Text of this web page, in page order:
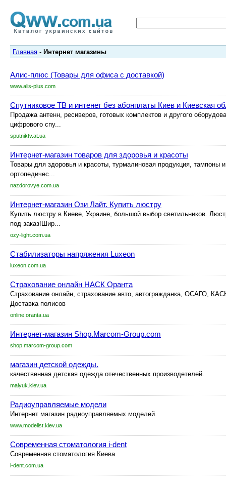
Главная - Интернет магазины
Алис-плюс (Товары для офиса с доставкой)
www.alis-plus.com
Спутниковое ТВ и интенет без абонплаты Киев и Киевская
Продажа антенн, ресиверов, готовых комплектов и другого
цифрового спу...
sputniktv.at.ua
Интернет-магазин товаров для здоровья и красоты
Товары для здоровья и красоты, турмалиновая продукция, тампоны
ортопедичес...
nazdorovye.com.ua
Интернет-магазин Ози Лайт. Купить люстру
Купить люстру в Киеве, Украине, большой выбор светильников.
под заказ!Шир...
ozy-light.com.ua
Стабилизаторы напряжения Luxeon
luxeon.com.ua
Страхование онлайн НАСК Оранта
Страхование онлайн, страхование авто, автогражданка, ОСАГО,
Доставка полисов
online.oranta.ua
Интернет-магазин Shop.Marcom-Group.com
shop.marcom-group.com
магазин детской одежды.
качественная детская одежда отечественных производетелей.
malyuk.kiev.ua
Радиоуправляемые модели
Интернет магазин радиоуправляемых моделей.
www.modelist.kiev.ua
Современная стоматология i-dent
Современная стоматология Киева
i-dent.com.ua